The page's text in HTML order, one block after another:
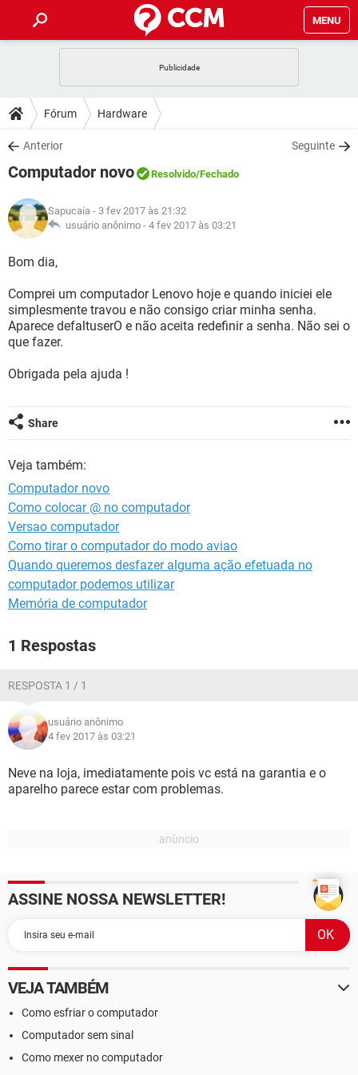
MENU
CELULAR
OUTLOOK
INSTAGRAM GMAIL
GUIA DE COMPRAS
DICAS
JOGOS
INSTAGRAM
GUIA DE COMPRAS
DOWNLOADS
JOGOS WHATSAPP
CELULAR
OUTLOOK EXCEL
INSTAGRAM
FÓRUM
JOGOS
CELULAR
OUTLOOK
INSTAGRAM GMAIL
GUIA DE COMPRAS
GLOSSÁRIO
JOGOS
OUTLOOK EXCEL
INSTAGRAM
Fórum Hardware
Anterior Seguinte
Computador novo Resolvido/Fechado
Sapucaia - 3 fev 2017 às 21:32
usuário anônimo - 4 fev 2017 às 03:21
Bom dia,
Comprei um computador Lenovo hoje e quando iniciei ele
simplesmente travou e não consigo criar minha senha.
Aparece defaltuserO e não aceita redefinir a senha. Não sei o
que fazer.
Obrigada pela ajuda !
Share
Veja também:
Computador novo
Como colocar @ no computador
Versao computador
Como tirar o computador do modo aviao
Quando queremos desfazer alguma ação efetuada no
computador podemos utilizar
Memória de computador
1 Respostas
RESPOSTA 1 / 1
usuário anônimo
4 fev 2017 às 03:21
Neve na loja, imediatamente pois vc está na garantia e o
aparelho parece estar com problemas.
ASSINE NOSSA NEWSLETTER!
VEJA TAMBÉM
Como esfriar o computador
Computador sem sinal
Como mexer no computador